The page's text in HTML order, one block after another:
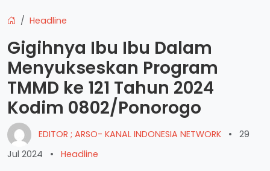
Headline
Gigihnya Ibu Ibu Dalam
Menyukseskan Program
TMMD ke 121 Tahun 2024
Kodim 0802/Ponorogo
EDITOR ; ARSO- KANAL INDONESIA NETWORK •
29
Jul 2024
• Headline